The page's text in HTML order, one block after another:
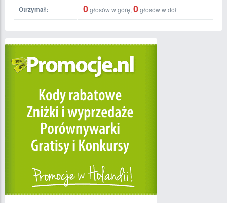
Otrzymał: 0głosów w górę, 0głosów w dół